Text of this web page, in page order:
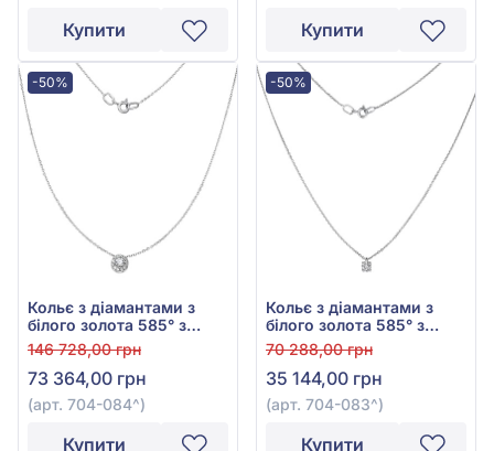
Купити Купити
-50%
Кольє з діамантами з
білого золота 585° з
діамантом 0,34ct, арт.
704-084
146 728,00 грн
73 364,00 грн
(арт. 704-084^)
Купити
-50%
Кольє з діамантами з
білого золота 585° з
діамантом 0,075ct, арт.
704-083
70 288,00 грн
35 144,00 грн
(арт. 704-083^)
Купити